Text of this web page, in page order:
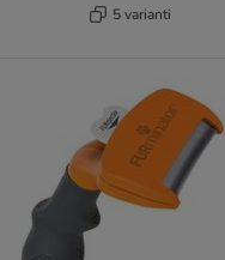
5 varianti